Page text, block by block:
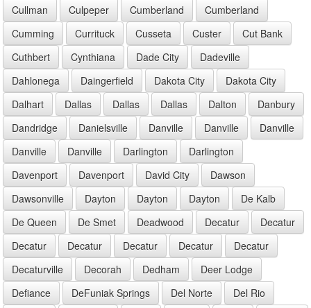
Cullman
Culpeper Cumberland
Cumberland
Cumming
Currituck Cusseta Custer
Cut Bank
Cuthbert
Cynthiana Dade City
Dadeville
Dahlonega
Daingerfield Dakota City
Dakota City
Dalhart
Dallas Dallas Dallas Dalton
Danbury
Dandridge
Danielsville Danville Danville
Danville
Danville
Danville Darlington
Darlington
Davenport
Davenport David City
Dawson
Dawsonville
Dayton Dayton Dayton
De Kalb
De Queen
De Smet Deadwood Decatur
Decatur
Decatur
Decatur Decatur Decatur
Decatur
Decaturville
Decorah Dedham
Deer Lodge
Defiance
DeFuniak Springs Del Norte
Del Rio